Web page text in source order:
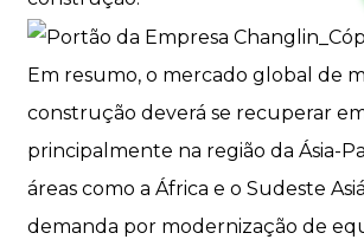
Em resumo, o mercado global de
construção deverá se recuperar
principalmente na região da Ásia-
áreas como a África e o Sudeste
demanda por modernização de